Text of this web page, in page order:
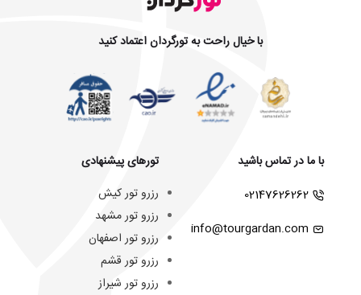
با خیال راحت به تورگردان اعتماد کنید
با ما در تماس باشید
02147626262
info@tourgardan.com
تورهای پیشنهادی
رزرو تور کیش
رزرو تور مشهد
رزرو تور اصفهان
رزرو تور قشم
رزرو تور شیراز